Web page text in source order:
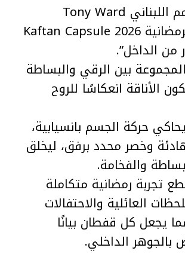
يقدم المصمم اللبناني Tony Ward
مجموعته الرمضانية Kaftan Capsule 2026
من الداخل”.
بين الرقي والبساطة
الأناقة انعكاسًا للروح
حركة الجسم بانسيابية،
وخصر محدد برفق، ليخلق
والفخامة.
تجربة رمضانية متكاملة
العائلية والاحتفالات
يجعل كل قفطان بيانًا
بالجوهر الداخلي.